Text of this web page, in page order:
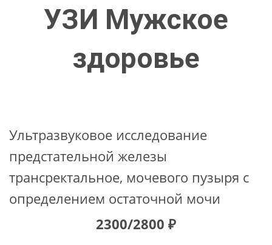
УЗИ Мужское
здоровье
Ультразвуковое исследование
предстательной железы
трансректальное, мочевого пузыря с
определением остаточной мочи
2300/2800 ₽